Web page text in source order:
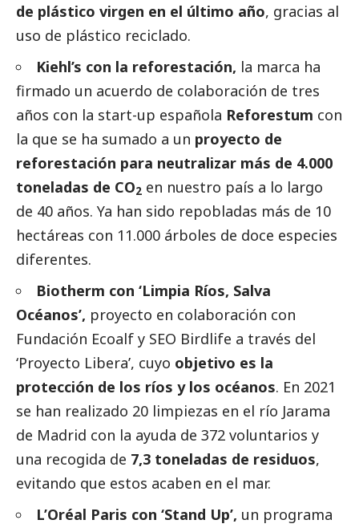
de plástico virgen en el último año, gracias al
uso de plástico reciclado.
Kiehl’s con la reforestación, la marca ha
firmado un acuerdo de colaboración de tres
años con la start-up española Reforestum con
la que se ha sumado a un proyecto de
reforestación para neutralizar más de 4.000
toneladas de CO2 en nuestro país a lo largo
de 40 años. Ya han sido repobladas más de 10
hectáreas con 11.000 árboles de doce especies
diferentes.
Biotherm con ‘Limpia Ríos, Salva
Océanos’, proyecto en colaboración con
Fundación Ecoalf y SEO Birdlife a través del
‘Proyecto Libera’, cuyo objetivo es la
protección de los ríos y los océanos. En 2021
se han realizado 20 limpiezas en el río Jarama
de Madrid con la ayuda de 372 voluntarios y
una recogida de 7,3 toneladas de residuos,
evitando que estos acaben en el mar.
L’Oréal Paris con ‘Stand Up’, un programa